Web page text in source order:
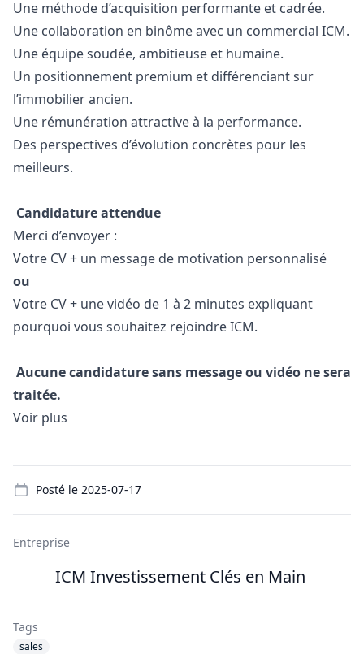
Une méthode d’acquisition performante et cadrée.
Une collaboration en binôme avec un commercial ICM.
Une équipe soudée, ambitieuse et humaine.
Un positionnement premium et différenciant sur
l’immobilier ancien.
Une rémunération attractive à la performance.
Des perspectives d’évolution concrètes pour les
meilleurs.
Candidature attendue
Merci d’envoyer :
Votre CV + un message de motivation personnalisé
ou
Votre CV + une vidéo de 1 à 2 minutes expliquant
pourquoi vous souhaitez rejoindre ICM.
Aucune candidature sans message ou vidéo ne sera
traitée.
Voir plus
Posté le 2025-07-17
Entreprise
ICM Investissement Clés en Main
Tags
sales